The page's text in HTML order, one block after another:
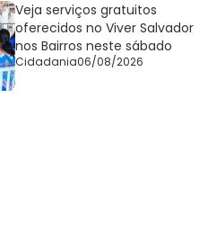
Veja serviços gratuitos
oferecidos no Viver Salvador
nos Bairros neste sábado
Cidadania06/08/2026